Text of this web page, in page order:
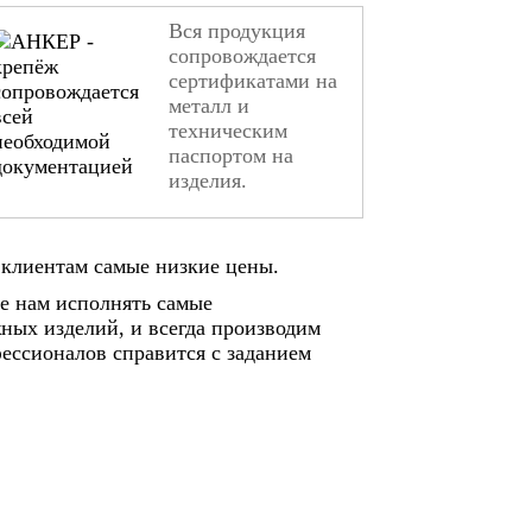
Вся продукция
сопровождается
сертификатами на
металл и
техническим
паспортом на
изделия.
самые низкие цены.
нам исполнять самые
изделий, и всегда производим
справится с заданием